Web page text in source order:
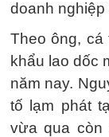
doanh
Theo ông, cá
khẩu lao dốc
năm nay.
tố lạm phát
vừa qua còn